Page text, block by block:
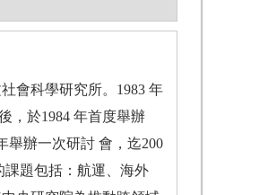
會科學研究所。1983 年
，於1984 年首度舉辦
舉辦一次研討 會，迄200
題包括：航運、海外